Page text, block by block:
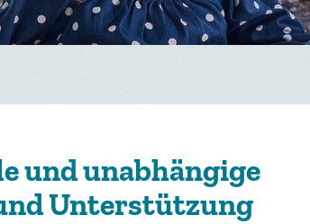
und unabhängige
Unterstützung